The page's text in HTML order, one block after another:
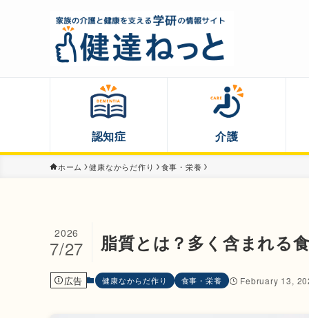
認知症 介護
ホーム 健康なからだ作り 食事・栄養
脂質とは？多く含まれる
2026
7/27
広告 健康なからだ作り 食事・栄養 February 13,